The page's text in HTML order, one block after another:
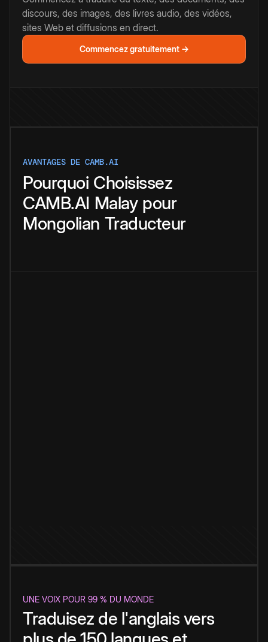
discours, des images, des livres audio, des vidéos,
sites Web et diffusions en direct.
Commencez gratuitement →
AVANTAGES DE CAMB.AI
Pourquoi Choisissez
CAMB.AI Malay pour
Mongolian Traducteur
UNE VOIX POUR 99 % DU MONDE
Traduisez de l'anglais vers